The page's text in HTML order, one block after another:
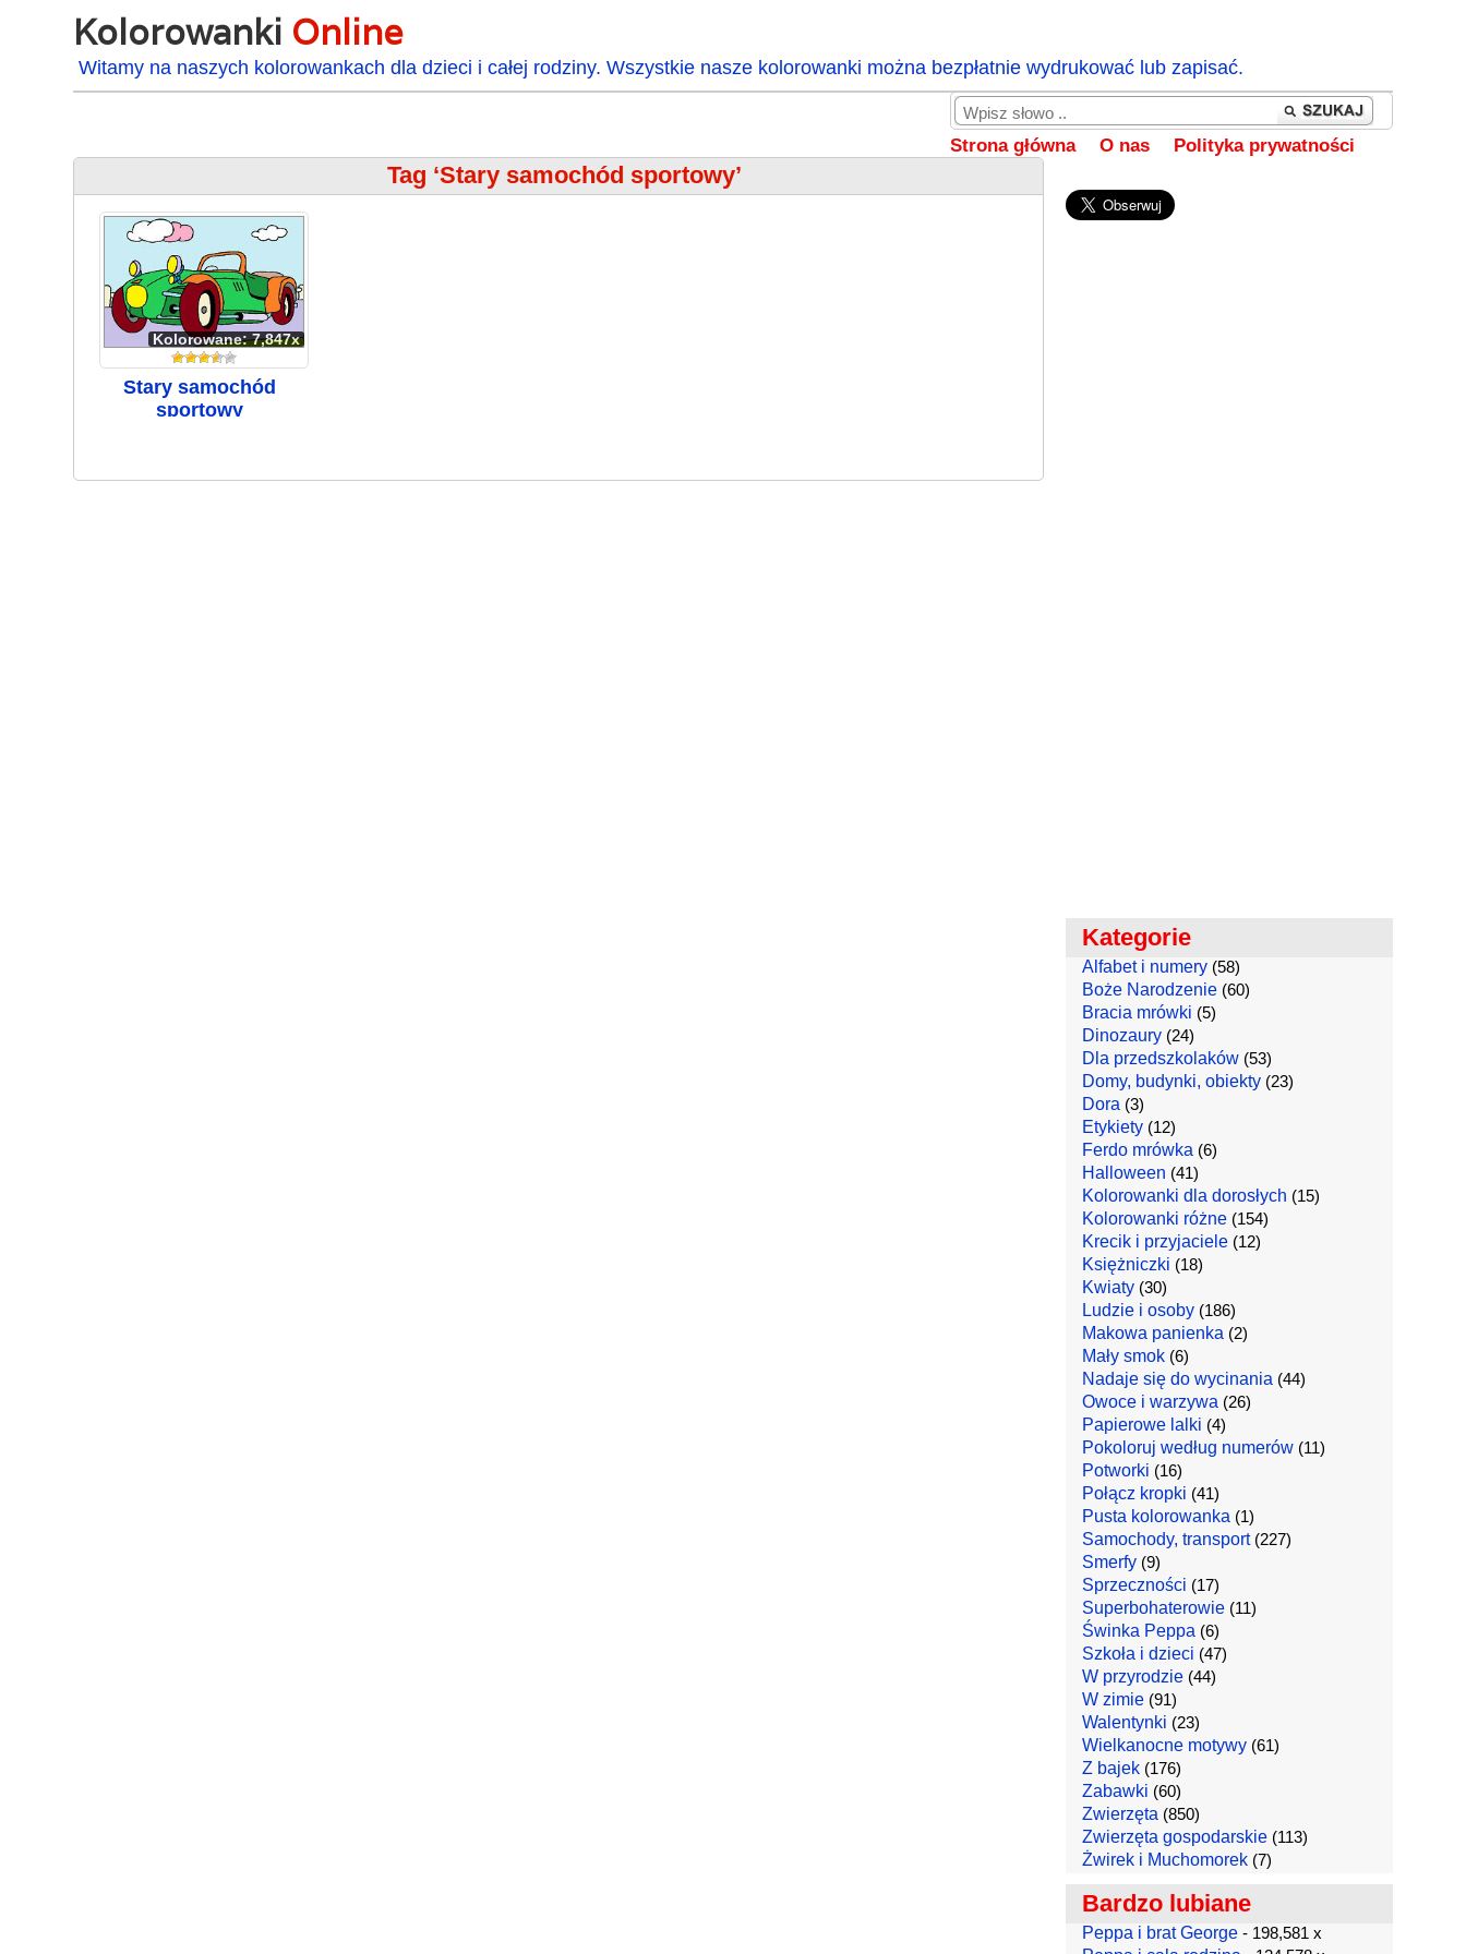
Kolorowanki Online
Witamy na naszych kolorowankach dla dzieci i całej rodziny. Wszystkie nasze kolorowanki można bezpłatnie wydrukować lub zapisać.
Strona główna O nas Polityka prywatności
Tag ‘Stary samochód sportowy’
Kolorowane: 7,847x
Stary samochód
sportowy
Kategorie
Alfabet i numery(58)
Boże Narodzenie(60)
Bracia mrówki (5)
Dinozaury(24)
Dla przedszkolaków(53)
Domy, budynki, obiekty(23)
Dora (3)
Etykiety(12)
Ferdo mrówka (6)
Halloween (41)
Kolorowanki dla dorosłych (15)
Kolorowanki różne(154)
Krecik i przyjaciele(12)
Księżniczki (18)
Kwiaty(30)
Ludzie i osoby(186)
Makowa panienka (2)
Mały smok(6)
Nadaje się do wycinania (44)
Owoce i warzywa (26)
Papierowe lalki (4)
Pokoloruj według numerów(11)
Potworki (16)
Połącz kropki (41)
Pusta kolorowanka (1)
Samochody, transport(227)
Smerfy(9)
Sprzeczności (17)
Superbohaterowie(11)
Świnka Peppa (6)
Szkoła i dzieci (47)
W przyrodzie(44)
W zimie(91)
Walentynki (23)
Wielkanocne motywy(61)
Z bajek(176)
Zabawki (60)
Zwierzęta (850)
Zwierzęta gospodarskie(113)
Żwirek i Muchomorek(7)
Bardzo lubiane
Peppa i brat George- 198,581 x